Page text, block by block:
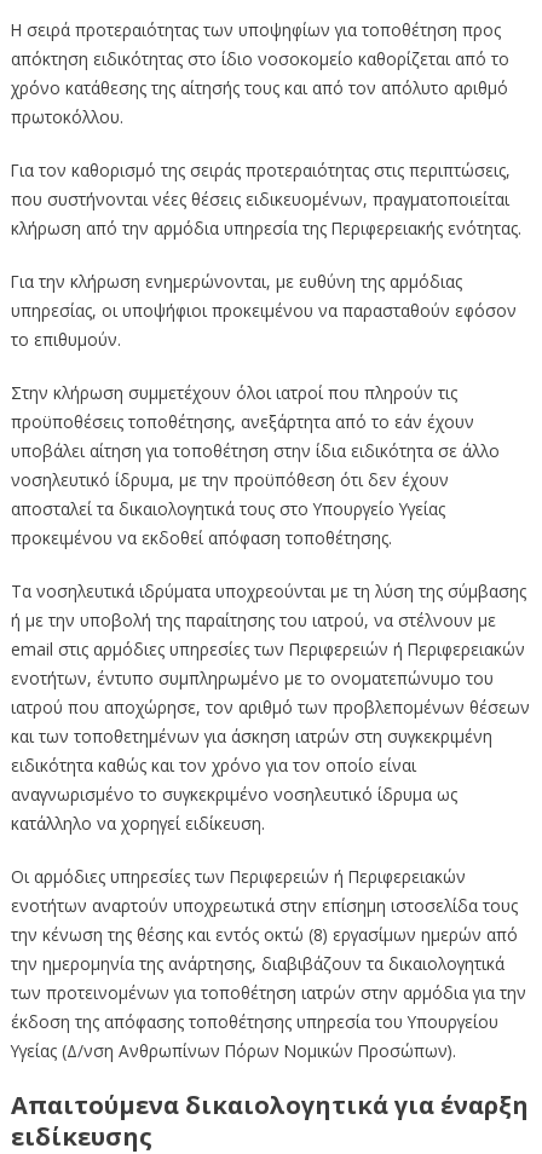
Η σειρά προτεραιότητας των υποψηφίων για τοποθέτηση προς
απόκτηση ειδικότητας στο ίδιο νοσοκομείο καθορίζεται από το
χρόνο κατάθεσης της αίτησής τους και από τον απόλυτο αριθμό
πρωτοκόλλου.
Για τον καθορισμό της σειράς προτεραιότητας στις περιπτώσεις,
που συστήνονται νέες θέσεις ειδικευομένων, πραγματοποιείται
κλήρωση από την αρμόδια υπηρεσία της Περιφερειακής ενότητας.
Για την κλήρωση ενημερώνονται, με ευθύνη της αρμόδιας
υπηρεσίας, οι υποψήφιοι προκειμένου να παρασταθούν εφόσον
το επιθυμούν.
Στην κλήρωση συμμετέχουν όλοι ιατροί που πληρούν τις
προϋποθέσεις τοποθέτησης, ανεξάρτητα από το εάν έχουν
υποβάλει αίτηση για τοποθέτηση στην ίδια ειδικότητα σε άλλο
νοσηλευτικό ίδρυμα, με την προϋπόθεση ότι δεν έχουν
αποσταλεί τα δικαιολογητικά τους στο Υπουργείο Υγείας
προκειμένου να εκδοθεί απόφαση τοποθέτησης.
Τα νοσηλευτικά ιδρύματα υποχρεούνται με τη λύση της σύμβασης
ή με την υποβολή της παραίτησης του ιατρού, να στέλνουν με
email στις αρμόδιες υπηρεσίες των Περιφερειών ή Περιφερειακών
ενοτήτων, έντυπο συμπληρωμένο με το ονοματεπώνυμο του
ιατρού που αποχώρησε, τον αριθμό των προβλεπομένων θέσεων
και των τοποθετημένων για άσκηση ιατρών στη συγκεκριμένη
ειδικότητα καθώς και τον χρόνο για τον οποίο είναι
αναγνωρισμένο το συγκεκριμένο νοσηλευτικό ίδρυμα ως
κατάλληλο να χορηγεί ειδίκευση.
Οι αρμόδιες υπηρεσίες των Περιφερειών ή Περιφερειακών
ενοτήτων αναρτούν υποχρεωτικά στην επίσημη ιστοσελίδα τους
την κένωση της θέσης και εντός οκτώ (8) εργασίμων ημερών από
την ημερομηνία της ανάρτησης, διαβιβάζουν τα δικαιολογητικά
των προτεινομένων για τοποθέτηση ιατρών στην αρμόδια για την
έκδοση της απόφασης τοποθέτησης υπηρεσία του Υπουργείου
Υγείας (Δ/νση Ανθρωπίνων Πόρων Νομικών Προσώπων).
Απαιτούμενα δικαιολογητικά για έναρξη
ειδίκευσης